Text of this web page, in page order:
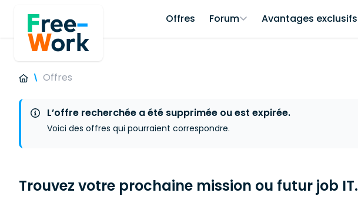
Offres Forum Avantages exclusifs
Offres
L’offre recherchée a été supprimée ou est expirée.
Voici des offres qui pourraient correspondre.
Trouvez votre prochaine mission ou futur job IT.